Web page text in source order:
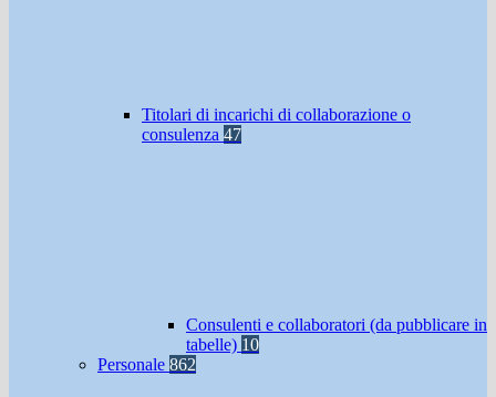
Titolari di incarichi di collaborazione o
consulenza 47
Consulenti e collaboratori (da pubblicare in
tabelle) 10
Personale 862